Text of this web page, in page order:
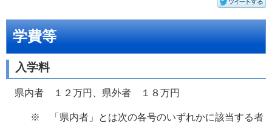
学費等
入学料
県内者 １２万円、県外者 １８万円
※ 「県内者」とは次の各号のいずれかに該当する者